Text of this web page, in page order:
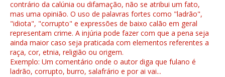
contrário da calúnia ou difamação, não se atribui um fato,
mas uma opinião. O uso de palavras fortes como "ladrão",
"idiota", "corrupto" e expressões de baixo calão em geral
representam crime. A injúria pode fazer com que a pena seja
ainda maior caso seja praticada com elementos referentes a
raça, cor, etnia, religião ou origem.
Exemplo: Um comentário onde o autor diga que fulano é
ladrão, corrupto, burro, salafrário e por ai vai...